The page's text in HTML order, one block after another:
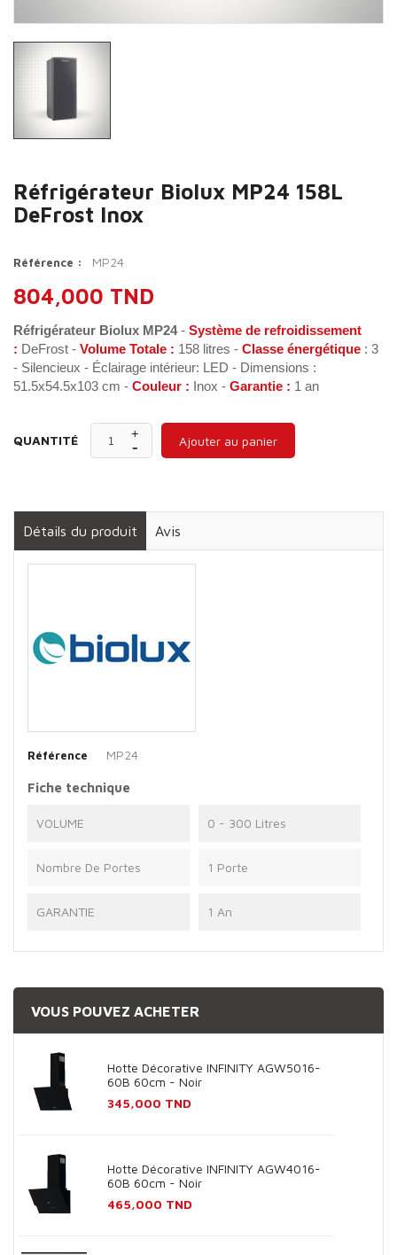
Réfrigérateur Biolux MP24 158L
DeFrost Inox
Référence : MP24
804,000 TND
Réfrigérateur Biolux MP24- Système de refroidissement
: DeFrost - Volume Totale : 158 litres - Classe énergétique : 3
- Silencieux - Éclairage intérieur: LED - Dimensions :
51.5x54.5x103 cm - Couleur : Inox - Garantie : 1 an
QUANTITÉ Ajouter au panier
Détails du produit Avis
Référence MP24
Fiche technique
VOLUME 0 - 300 Litres
Nombre De Portes 1 Porte
GARANTIE 1 An
VOUS POUVEZ ACHETER
Hotte Décorative INFINITY AGW5016-
60B 60cm - Noir
Prix
345,000 TND
Hotte Décorative INFINITY AGW4016-
60B 60cm - Noir
Prix
465,000 TND